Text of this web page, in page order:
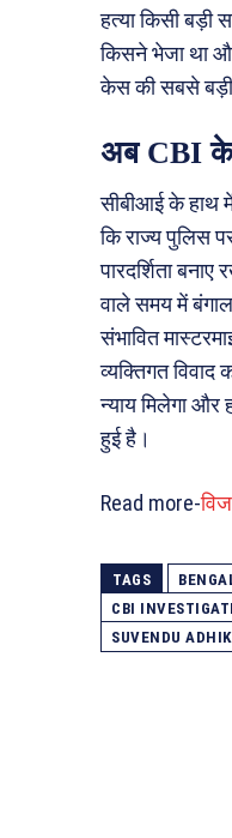
हत्या किसी बड़ी
किसने भेजा था
केस की सबसे बड़ी
अब CBI के
सीबीआई के हाथ
कि राज्य पुलिस
पारदर्शिता
वाले समय में
संभावित
व्यक्तिगत
न्याय मिलेगा और
हुई है।
Read more-
TAGS
CBI
SUVENDU